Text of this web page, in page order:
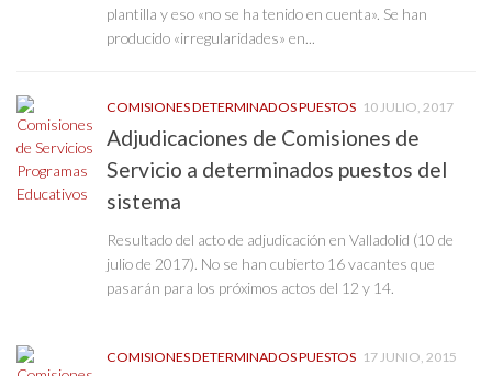
plantilla y eso «no se ha tenido en cuenta». Se han
producido «irregularidades» en...
COMISIONES DETERMINADOS PUESTOS 10 JULIO, 2017
Adjudicaciones de Comisiones de
Servicio a determinados puestos del
sistema
Resultado del acto de adjudicación en Valladolid (10 de
julio de 2017). No se han cubierto 16 vacantes que
pasarán para los próximos actos del 12 y 14.
COMISIONES DETERMINADOS PUESTOS 17 JUNIO, 2015